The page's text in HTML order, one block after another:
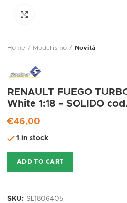
Home Modellismo Novità
RENAULT FUEGO
White 1:18 – SOLIDO
€46,00
1 in stock
ADD TO CART
SKU: SL1806405